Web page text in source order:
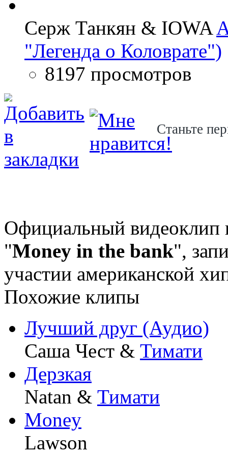
Серж Танкян & IOWA
"Легенда о Коловрате")
8197 просмотров
Станьте
Официальный видеоклип
"Money in the bank",
участии американской
Похожие клипы
Лучший друг (Аудио)
Саша Чест & Тимати
Дерзкая
Natan & Тимати
Money
Lawson